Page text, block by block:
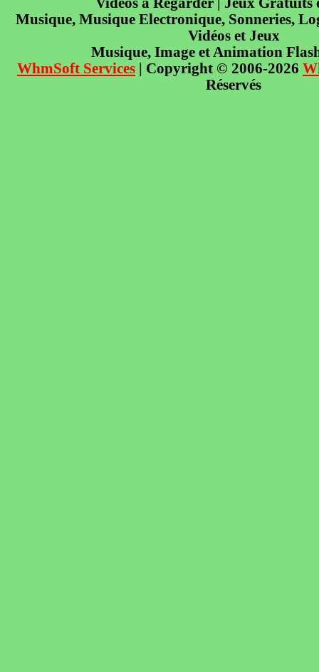
Musique, Musique Electronique, Sonneries,
Vidéos et Jeux
Musique, Image et Animation
WhmSoft Services | Copyright © 2006-2026
Réservés